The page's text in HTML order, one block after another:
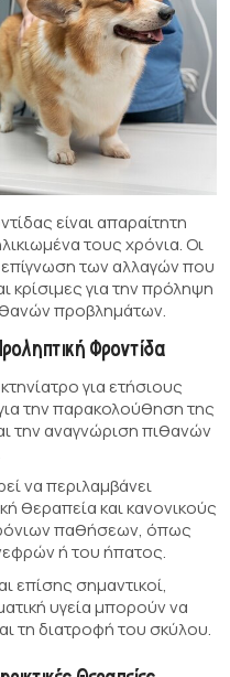
είναι απαραίτητη
τους χρόνια. Οι
επίγνωση των αλλαγών που
κρίσιμες για την πρόληψη
προβλημάτων.
Φροντίδα
για ετήσιους
την παρακολούθηση της
την αναγνώριση πιθανών
να περιλαμβάνει
θεραπεία και κανονικούς
παθήσεων, όπως
ή του ήπατος.
επίσης σημαντικοί,
υγεία μπορούν να
τη διατροφή του σκύλου.